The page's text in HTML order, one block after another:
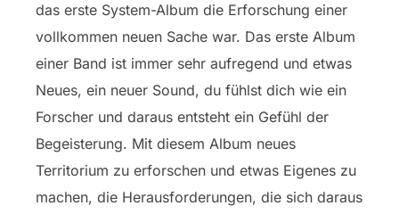
das erste System-Album die Erforschung einer
vollkommen neuen Sache war. Das erste Album
einer Band ist immer sehr aufregend und etwas
Neues, ein neuer Sound, du fühlst dich wie ein
Forscher und daraus entsteht ein Gefühl der
Begeisterung. Mit diesem Album neues
Territorium zu erforschen und etwas Eigenes zu
machen, die Herausforderungen, die sich daraus